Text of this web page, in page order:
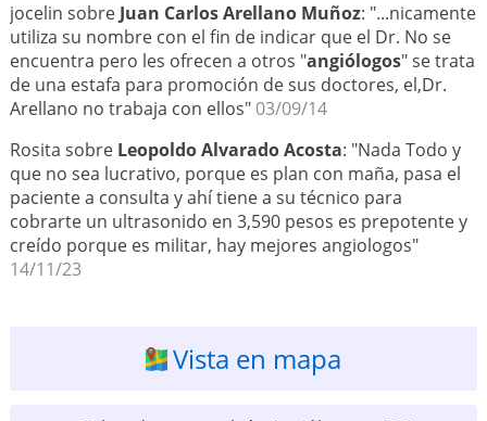
jocelin sobreJuan Carlos Arellano Muñoz: "...nicamente
utiliza su nombre con el fin de indicar que el Dr. No se
encuentra pero les ofrecen a otros "angiólogos" se trata
de una estafa para promoción de sus doctores, el,Dr.
Arellano no trabaja con ellos" 03/09/14
Rosita sobre Leopoldo Alvarado Acosta: "Nada Todo y
que no sea lucrativo, porque es plan con maña, pasa el
paciente a consulta y ahí tiene a su técnico para
cobrarte un ultrasonido en 3,590 pesos es prepotente y
creído porque es militar, hay mejores angiologos"
14/11/23
Vista en mapa